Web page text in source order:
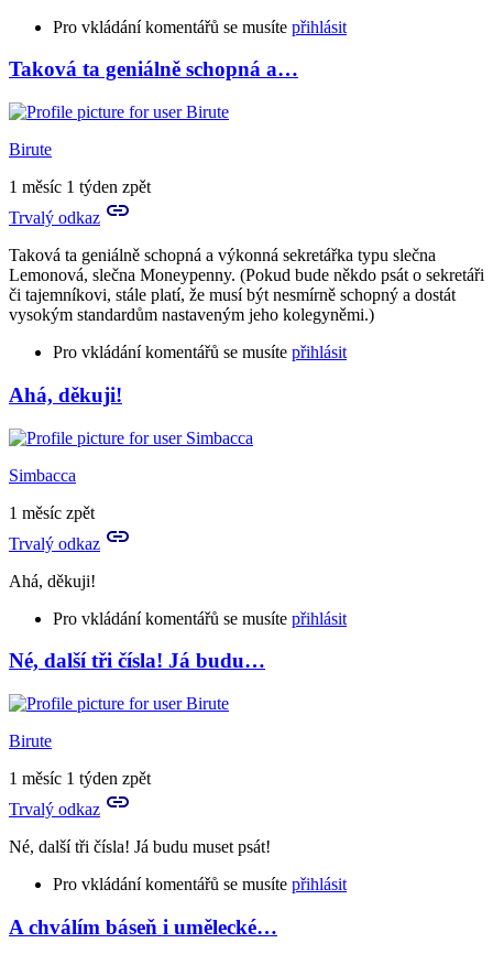
Pro vkládání komentářů se musíte přihlásit
Taková ta geniálně schopná a…
Birute
1 měsíc 1 týden zpět
Trvalý odkaz
Taková ta geniálně schopná a výkonná sekretářka typu slečna
Lemonová, slečna Moneypenny. (Pokud bude někdo psát o sekretáři
či tajemníkovi, stále platí, že musí být nesmírně schopný a dostát
vysokým standardům nastaveným jeho kolegyněmi.)
Pro vkládání komentářů se musíte přihlásit
In
reply
to
Eee,
já
se
nechytám
by
Ahá, děkuji!
Simbacca
1 měsíc zpět
Trvalý odkaz
Ahá, děkuji!
Pro vkládání komentářů se musíte přihlásit
In
reply
to
Taková
ta
geniálně
a…
Birute
Né, další tři čísla! Já budu…
Birute
1 měsíc 1 týden zpět
Trvalý odkaz
Né, další tři čísla! Já budu muset psát!
Pro vkládání komentářů se musíte přihlásit
A chválím báseň i umělecké…